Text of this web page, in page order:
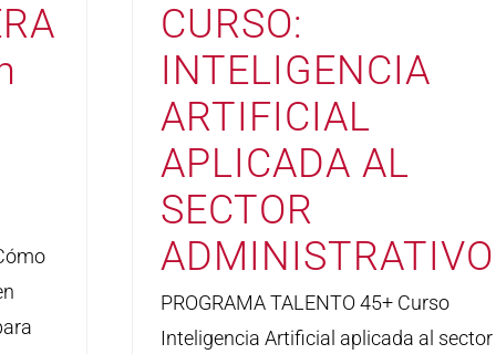
CURSO:
INTELIGENCIA
ARTIFICIAL
APLICADA AL
SECTOR
ADMINISTRATIVO
PROGRAMA TALENTO 45+ Curso
Inteligencia Artificial aplicada al sector